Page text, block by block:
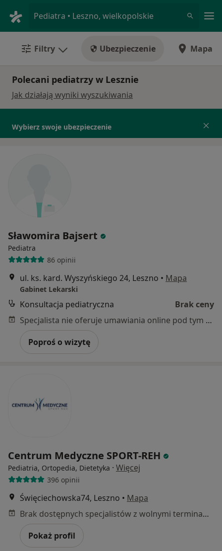
Pediatra • Leszno, wielkopolskie
Filtry Ubezpieczenie Mapa
Polecani pediatrzy w Lesznie
Jak działają wyniki wyszukiwania
Wybierz swoje ubezpieczenie
Sławomira Bajsert
Pediatra
86 opinii
ul. ks. kard. Wyszyńskiego 24, Leszno • Mapa
Gabinet Lekarski
Konsultacja pediatryczna
Brak ceny
Specjalista nie oferuje umawiania online pod tym adresem.
Poproś o wizytę
Centrum Medyczne SPORT-REH
Pediatria, Ortopedia, Dietetyka · Więcej
396 opinii
Święciechowska74, Leszno • Mapa
Brak dostępnych specjalistów z wolnymi terminami w tym centrum medycznym.
Pokaż profil